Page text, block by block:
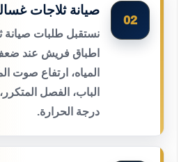
02
صيانة ثلاجات
نستقبل طلبات صيانة
اطباق فريش عند
المياه، ارتفاع صوت
الباب، الفصل
درجة الحرارة.